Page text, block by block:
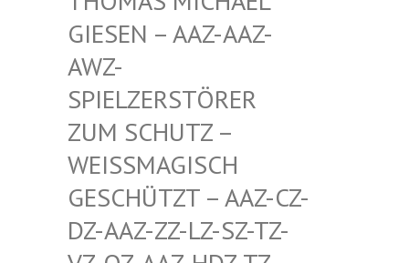
N – AAZ-AAZ-AWZ-S
PIEL
ZERSTÖRER ZUM S
CHUTZ – WEISSM
AGISCH GESCHÜ
TZT – AAZ-CZ-DZ-AAZ
-ZZ-LZ-SZ-TZ-VZ-OZ-